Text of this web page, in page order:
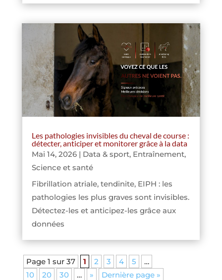
Les pathologies invisibles du cheval de course :
détecter, anticiper et monitorer grâce à la data
Mai 14, 2026| Data & sport, Entraînement,
Science et santé
Fibrillation atriale, tendinite, EIPH : les
pathologies les plus graves sont invisibles.
Détectez-les et anticipez-les grâce aux
données
Page 1 sur 37 1 2 3 4 5
…
10
20 30 … » Dernière page »